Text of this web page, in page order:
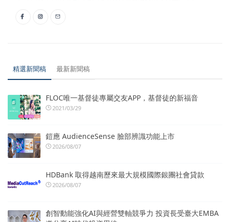
精選新聞稿 最新新聞稿
FLOC唯一基督徒專屬交友APP，基督徒的新福音
2021/03/29
鎧應 AudienceSense 臉部辨識功能上市
2026/08/07
HDBank 取得越南歷來最大規模國際銀團社會貸款
2026/08/07
創智動能強化AI與經營雙軸競爭力 投資長受臺大EMBA